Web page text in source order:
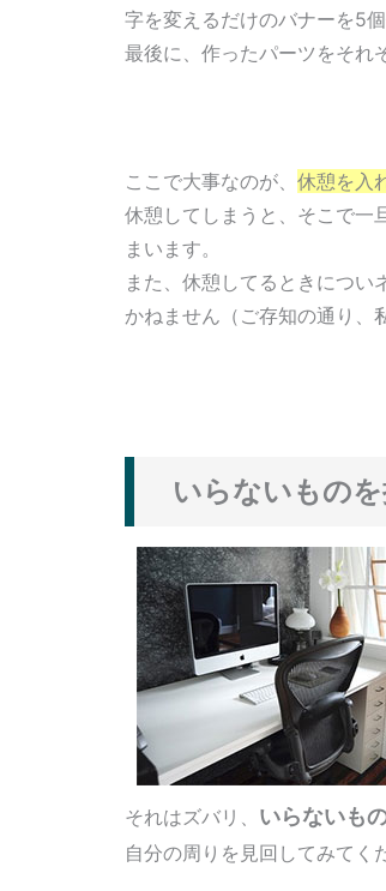
字を変えるだけのバナーを5
最後に、作ったパーツをそれ
ここで大事なのが、 休憩を入
休憩してしまうと、そこで一
まいます。
また、休憩してるときについ
かねません（ご存知の通り、
いらないもの
それはズバリ、 いらないも
自分の周りを見回してみてく